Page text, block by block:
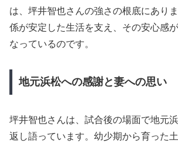
は、坪井智也さんの強さの根底にあり
係が安定した生活を支え、その安心感
なっているのです。
地元浜松への感謝と妻への思い
坪井智也さんは、試合後の場面で地元
返し語っています。幼少期から育った